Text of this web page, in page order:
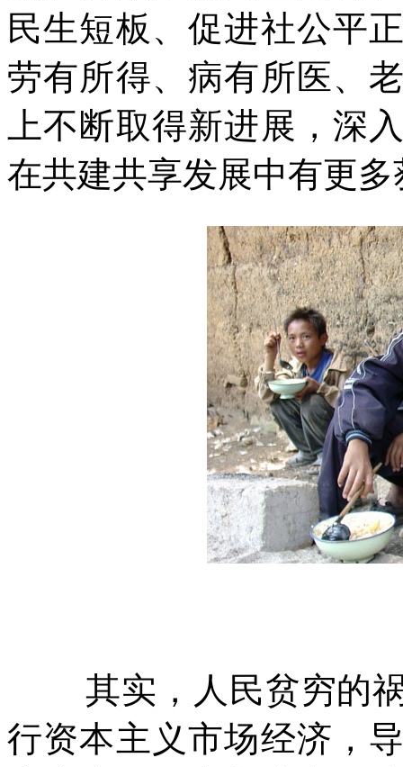
民生短板、促进社公平
劳有所得、病有所医、
上不断取得新进展，深
在共建共享发展中有更
其实，人民贫穷的
行资本主义市场经济，